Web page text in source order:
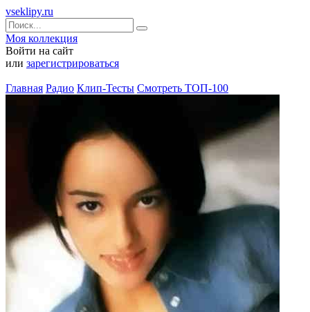
vseklipy.ru
Моя коллекция
Войти на сайт
или зарегистрироваться
Главная Радио Клип-Тесты Смотреть ТОП-100